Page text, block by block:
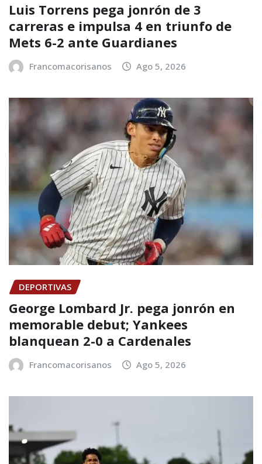
Luis Torrens pega jonrón de 3
carreras e impulsa 4 en triunfo de
Mets 6-2 ante Guardianes
Francomacorisanos Ago 5, 2026
DEPORTIVAS
George Lombard Jr. pega jonrón en
memorable debut; Yankees
blanquean 2-0 a Cardenales
Francomacorisanos Ago 5, 2026